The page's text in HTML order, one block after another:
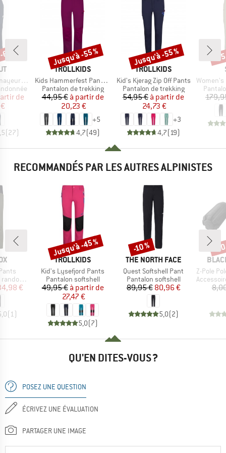
Pants
réduit
de
(27)
%
MARQUE
TROLLKIDS
Article
Kids Hammerfest Pants Pro
Product group
Pantalon de trekking
Prix
44,95 € Prix réduit
à partir de
20,23 €
+5
4,7(49)
Remise
Jusqu'à -55 %
MARQUE
TROLLKIDS
Article
Kid's Kjerag Zip Off Pants
Product group
Pantalon de trekking
Prix
54,95 € Prix réduit
à partir de
24,73 €
+3
4,7(19)
Remise
Jusqu'à -55 %
Article
Women's HoforsSt.
-
RECOMMANDÉS PAR LES AUTRES ALPINISTES
réduit
€
(1)
MARQUE
TROLLKIDS
Article
Kid's Lysefjord Pants
Product group
Pantalon softshell
Prix
49,95 € Prix réduit
à partir de
27,47 €
5,0(7)
Remise
Jusqu'à -45 %
MARQUE
THE NORTH FACE
Article
Quest Softshell Pant
Product group
Pantalon softshell
Prix
89,95 €Prix réduit
80,96 €
5,0(2)
Remise
-10 %
Article
Z-Pole
Product
Accessoire
-
QU'EN DITES-VOUS ?
POSEZ UNE QUESTION
ÉCRIVEZ UNE ÉVALUATION
PARTAGER UNE IMAGE